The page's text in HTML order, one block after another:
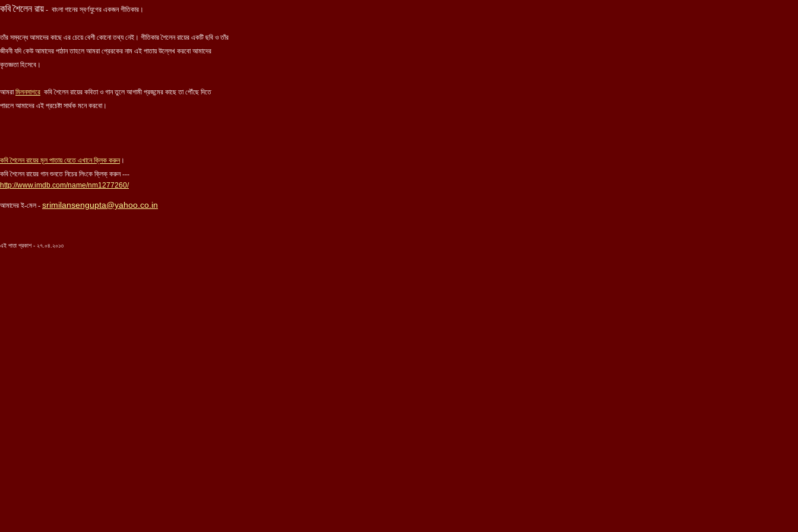
কবি শৈলেন রায় - বাংলা গানের স্বর্ণযুগের একজন গীতিকার।
তাঁর সম্বন্ধে আমাদের কাছে এর চেয়ে বেশী কোনো তথ্য নেই। গীতিকার শৈলেন রায়ের একটি ছবি ও তাঁর
জীবনী যদি কেউ আমাদের পাঠান তাহলে আমরা প্রেরকের নাম এই পাতায় উল্লেখ করবো আমাদের
কৃতজ্ঞতা হিসেবে।
আমরামিলনসাগরে কবি শৈলেন রায়ের কবিতা ও গান তুলে আগামী প্রজন্মের কাছে তা পৌঁছে দিতে
পারলে আমাদের এই প্রচেষ্টা সার্থক মনে করবো।
কবি শৈলেন রায়ের মূল পাতায় যেতে এখানে ক্লিক করুন।
কবি শৈলেন রায়ের গান শুনতে নিচের লিংকে ক্লিক্ করুন ---
http://www.imdb.com/name/nm1277260/
আমাদের ই-মেল - srimilansengupta@yahoo.co.in
এই পাতা প্রকাশ - ২৭.০৪.২০১৩